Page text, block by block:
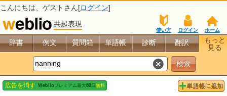
こんにちは、 ゲスト さん[ログイン]
共起表現
ホーム
ログイン
使い方
辞書 例文 質問箱 単語帳 診断 翻訳
もっと
見る